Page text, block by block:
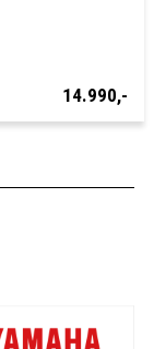
14.990,-